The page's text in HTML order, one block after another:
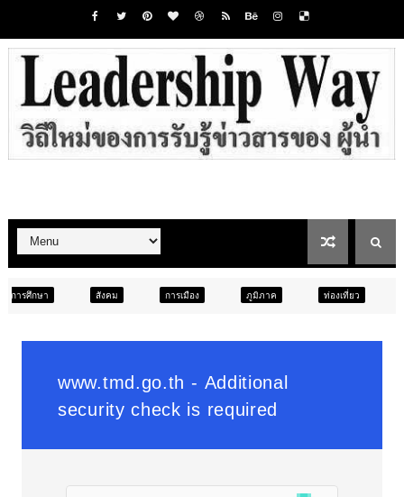
คม การเมือง ภูมิภาค ท่องเที่ยว ข่าวเด่น